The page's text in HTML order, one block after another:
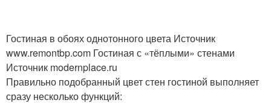
Гостиная в обоях однотонного цвета Источник
www.remontbp.com Гостиная с «тёплыми» стенами
Источник modernplace.ru
Правильно подобранный цвет стен гостиной выполняет
сразу несколько функций: